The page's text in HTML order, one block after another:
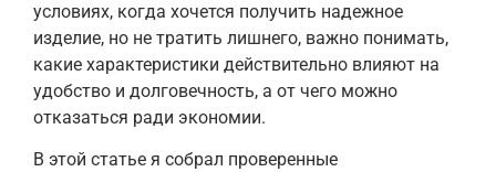
условиях, когда хочется получить надежное
изделие, но не тратить лишнего, важно понимать,
какие характеристики действительно влияют на
удобство и долговечность, а от чего можно
отказаться ради экономии.
В этой статье я собрал проверенные